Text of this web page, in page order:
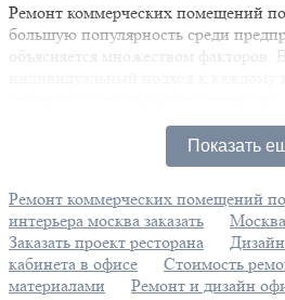
Ремонт коммерческих помещений
большую популярность среди
объясняется множеством факторов.
отражают стиль компании, но и
требованиям. Такие офисы и
просто местом работы, а настоящим
Качество выполнения работ — это
Профессиональная команда
современные технологии и
что обеспечивает долговечность и
Показать
Ремонт коммерческих помещений
интерьера москва заказать
Заказать проект ресторана
кабинета в офисе
Стоимость
материалами
Ремонт и дизайн